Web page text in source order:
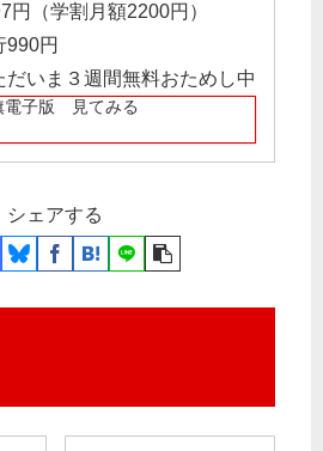
円（学割月額2200円）
990円
だいま３週間無料おためし中
電子版 見てみる
シェアする